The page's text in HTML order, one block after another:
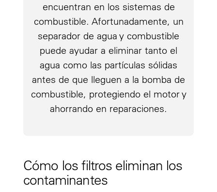
encuentran en los sistemas de
combustible. Afortunadamente, un
separador de agua y combustible
puede ayudar a eliminar tanto el
agua como las partículas sólidas
antes de que lleguen a la bomba de
combustible, protegiendo el motor y
ahorrando en reparaciones.
Cómo los filtros eliminan los
contaminantes